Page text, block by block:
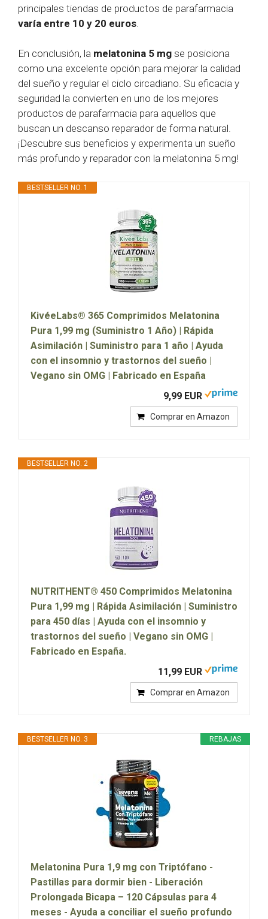
principales tiendas de productos de parafarmacia
varía entre 10 y 20 euros
En conclusión, la melatonina 5 mg se posiciona
como una excelente opción para mejorar la calidad
del sueño y regular el ciclo circadiano. Su eficacia y
seguridad la convierten en uno de los mejores
productos de parafarmacia para aquellos que
buscan un descanso reparador de forma natural.
¡Descubre sus beneficios y experimenta un sueño
más profundo y reparador con la melatonina 5 mg!
BESTSELLER NO. 1
KivéeLabs® 365 Comprimidos Melatonina
Pura 1,99 mg (Suministro 1 Año) | Rápida
Asimilación | Suministro para 1 año | Ayuda
con el insomnio y trastornos del sueño |
Vegano sin OMG | Fabricado en España
9,99 EUR
Comprar en Amazon
BESTSELLER NO. 2
NUTRITHENT® 450 Comprimidos Melatonina
Pura 1,99 mg | Rápida Asimilación | Suministro
para 450 días | Ayuda con el insomnio y
trastornos del sueño | Vegano sin OMG |
Fabricado en España.
11,99 EUR
Comprar en Amazon
REBAJAS
BESTSELLER NO. 3
Melatonina Pura 1,9 mg con Triptófano -
Pastillas para dormir bien - Liberación
Prolongada Bicapa – 120 Cápsulas para 4
meses - Ayuda a conciliar el sueño profundo